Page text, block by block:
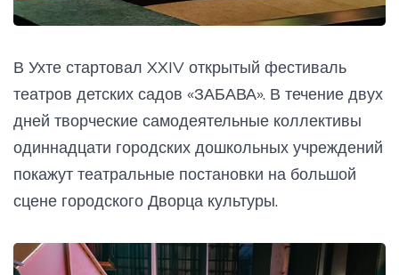
В Ухте стартовал XXIV открытый фестиваль
театров детских садов «ЗАБАВА». В течение двух
дней творческие самодеятельные коллективы
одиннадцати городских дошкольных учреждений
покажут театральные постановки на большой
сцене городского Дворца культуры.